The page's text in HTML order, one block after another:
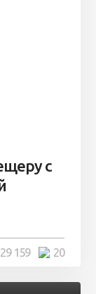
с
20
29 159